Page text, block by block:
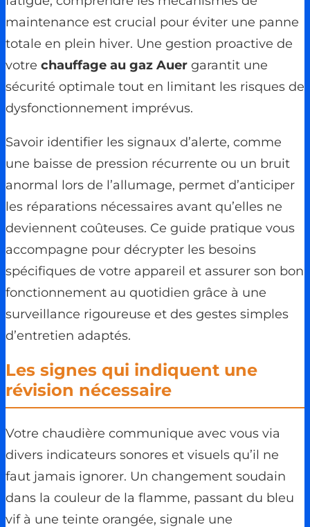
maintenance est crucial pour éviter une panne
totale en plein hiver. Une gestion proactive de
votre chauffage au gaz Auer garantit une
sécurité optimale tout en limitant les risques de
dysfonctionnement imprévus.
Savoir identifier les signaux d’alerte, comme
une baisse de pression récurrente ou un bruit
anormal lors de l’allumage, permet d’anticiper
les réparations nécessaires avant qu’elles ne
deviennent coûteuses. Ce guide pratique vous
accompagne pour décrypter les besoins
spécifiques de votre appareil et assurer son bon
fonctionnement au quotidien grâce à une
surveillance rigoureuse et des gestes simples
d’entretien adaptés.
Les signes qui indiquent une
révision nécessaire
Votre chaudière communique avec vous via
divers indicateurs sonores et visuels qu’il ne
faut jamais ignorer. Un changement soudain
dans la couleur de la flamme, passant du bleu
vif à une teinte orangée, signale une